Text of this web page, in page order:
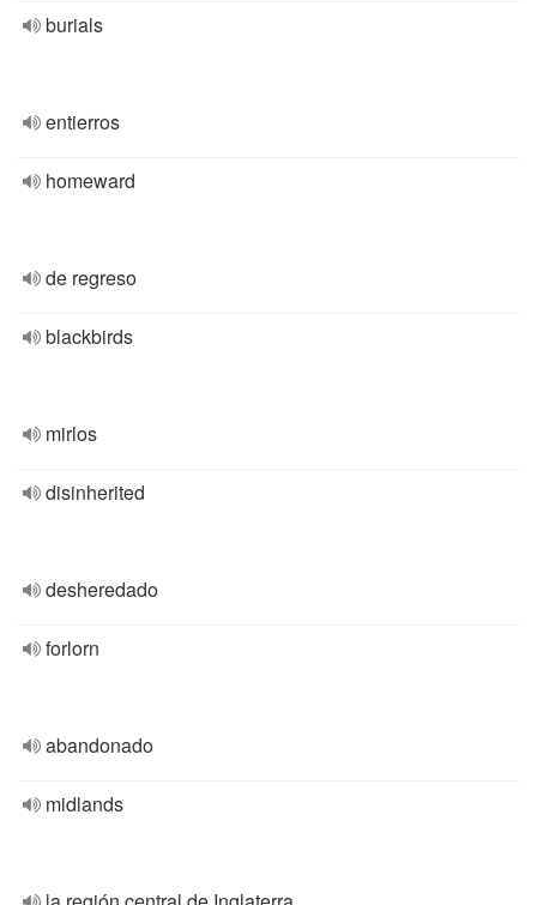
burials
entierros
homeward
de regreso
blackbirds
mirlos
disinherited
desheredado
forlorn
abandonado
midlands